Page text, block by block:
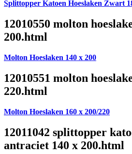
Splittopper Katoen Hoeslaken Zwart
12010550 molton
200.html
Molton Hoeslaken 140 x 200
12010551 molton
220.html
Molton Hoeslaken 160 x 200/220
12011042 splittopper
antraciet 140 x 200.html